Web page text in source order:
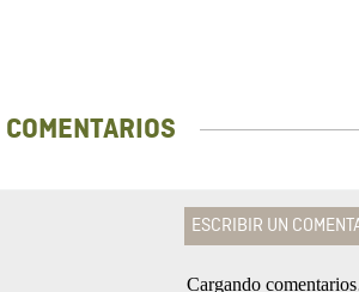
COMENTARIOS
ESCRIBIR UN
Cargando